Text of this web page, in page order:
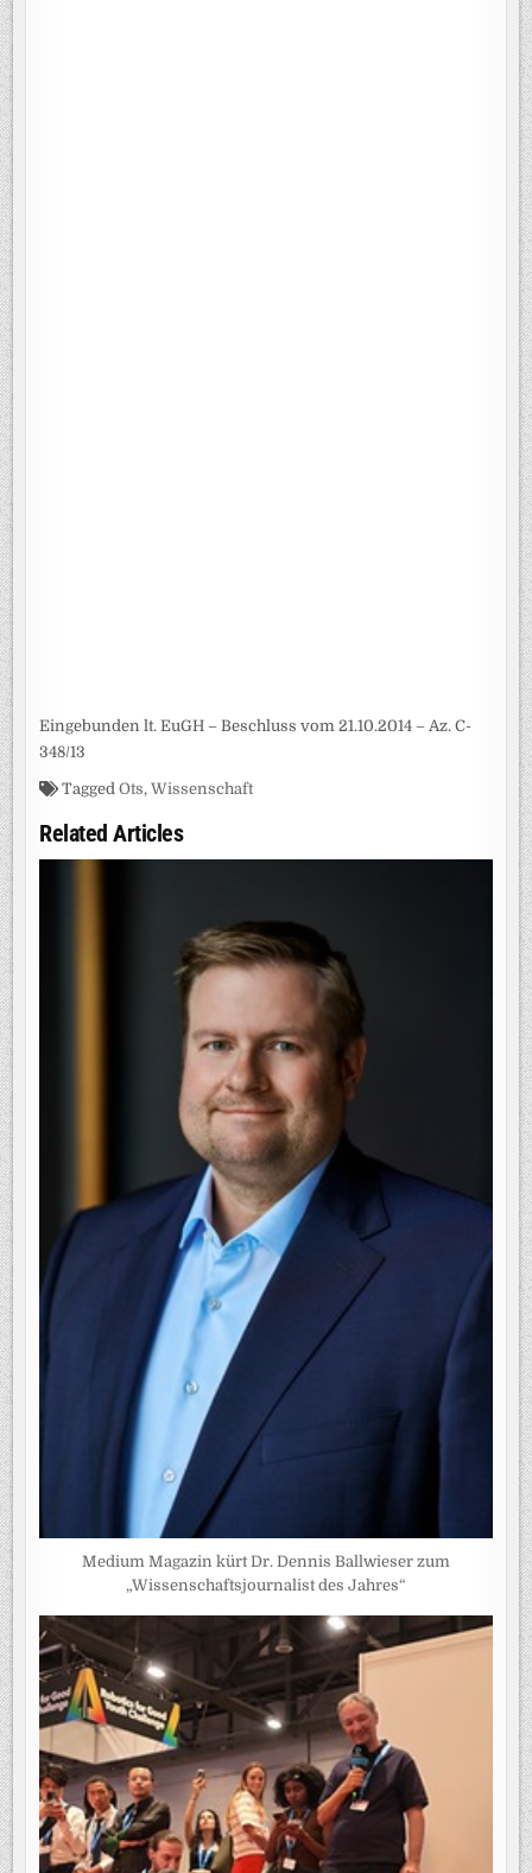
Eingebunden lt. EuGH – Beschluss vom 21.10.2014 – Az. C-
348/13
TaggedOts,Wissenschaft
Related Articles
Medium Magazin kürt Dr. Dennis Ballwieser zum
„Wissenschaftsjournalist des Jahres“